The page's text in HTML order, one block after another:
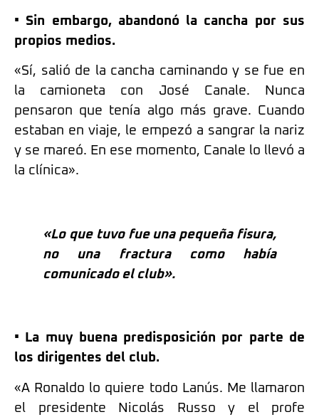
• Sin embargo, abandonó la cancha por sus
propios medios.
«Sí, salió de la cancha caminando y se fue en
la camioneta con José Canale. Nunca
pensaron que tenía algo más grave. Cuando
estaban en viaje, le empezó a sangrar la nariz
y se mareó. En ese momento, Canale lo llevó a
la clínica».
«Lo que tuvo fue una pequeña fisura,
no una fractura como había
comunicado el club».
• La muy buena predisposición por parte de
los dirigentes del club.
«A Ronaldo lo quiere todo Lanús. Me llamaron
el presidente Nicolás Russo y el profe